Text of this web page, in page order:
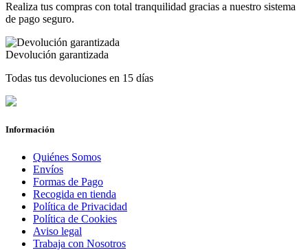
Realiza tus compras con total tranquilidad gracias a nuestro sistema
de pago seguro.
Devolución garantizada
Todas tus devoluciones en 15 días
Información
Quiénes Somos
Envíos
Formas de Pago
Recogida en tienda
Política de Privacidad
Política de Cookies
Aviso legal
Trabaja con Nosotros